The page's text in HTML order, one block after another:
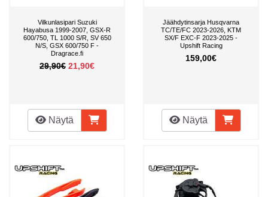
Vilkunlasipari Suzuki
Hayabusa 1999-2007, GSX-R
600/750, TL 1000 S/R, SV 650
N/S, GSX 600/750 F -
Dragrace.fi
29,90€ 21,90€
Näytä
Jäähdytinsarja Husqvarna
TC/TE/FC 2023-2026, KTM
SX/F EXC-F 2023-2025 -
Upshift Racing
159,00€
Näytä